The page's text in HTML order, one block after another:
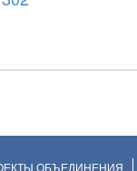
ОБЪЕДИНЕНИЯ